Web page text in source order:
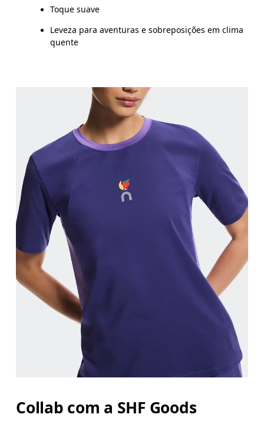
Busto
Meça a parte mais larga ao longo dos pontos
Cintura
Meça ao redor da parte mais estreita da cintura.
Meça ao redor da parte mais larga do quadril.
Toque suave
Leveza para aventuras e sobreposições em clima
quente
Collab com a SHF Goods